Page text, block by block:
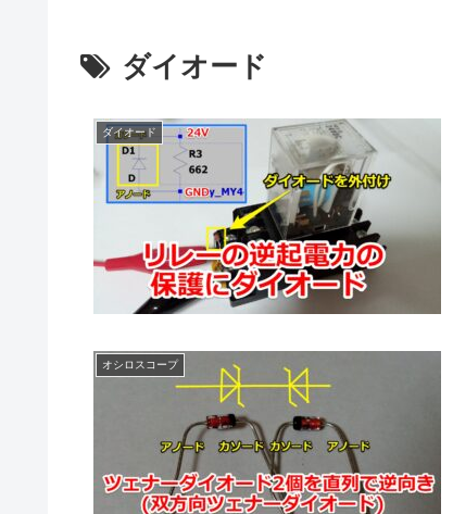
ダイオード
ダイオード
オシロスコープ